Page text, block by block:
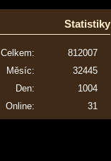
Statistiky
Online: 31
Celkem:
812007
Měsíc:
32445
Den:
1004